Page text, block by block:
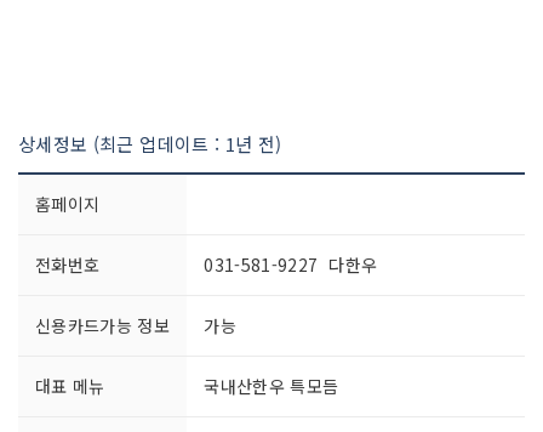
상세정보 (최근 업데이트 : 1년 전)
홈페이지
전화번호 031-581-9227 다한우
신용카드가능 정보 가능
대표 메뉴 국내산한우 특모듬